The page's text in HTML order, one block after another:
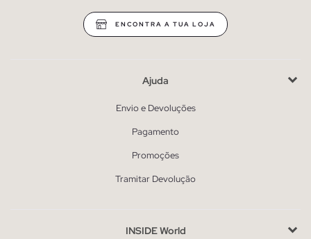
ENCONTRA A TUA LOJA
Ajuda
Envio e Devoluções
Pagamento
Promoções
Tramitar Devolução
INSIDE World